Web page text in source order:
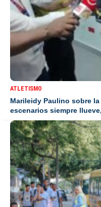
ATLETISMO
Marileidy Paulino sobre
escenarios siempre